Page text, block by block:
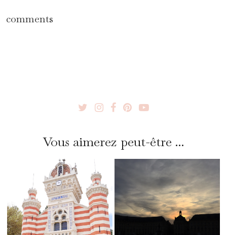
comments
Vous aimerez peut-être ...